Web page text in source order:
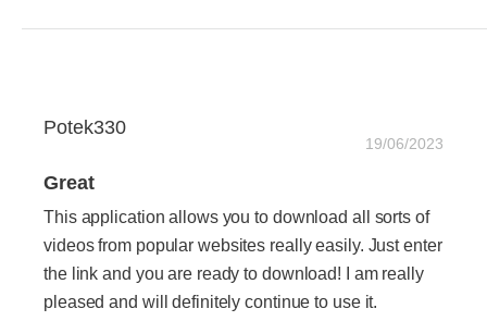
Potek330
19/06/2023
Great
This application allows you to download all sorts of
videos from popular websites really easily. Just enter
the link and you are ready to download! I am really
pleased and will definitely continue to use it.